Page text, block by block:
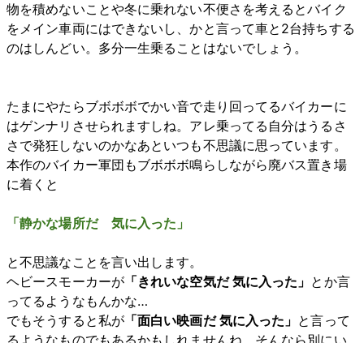
物を積めないことや冬に乗れない不便さを考えるとバイク
をメイン車両にはできないし、かと言って車と2台持ちする
のはしんどい。多分一生乗ることはないでしょう。
たまにやたらブボボボでかい音で走り回ってるバイカーに
はゲンナリさせられますしね。アレ乗ってる自分はうるさ
さで発狂しないのかなあといつも不思議に思っています。
本作のバイカー軍団もブボボボ鳴らしながら廃バス置き場
に着くと
「静かな場所だ 気に入った」
と不思議なことを言い出します。
ヘビースモーカーが「きれいな空気だ 気に入った」 とか言
ってるようなもんかな…
でもそうすると私が「面白い映画だ 気に入った」 と言って